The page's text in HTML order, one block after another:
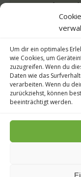
Um dir ein optimales
wie Cookies, um
zuzugreifen. Wenn du
Daten wie das
verarbeiten. Wenn du
zurückziehst, können
beeinträchtigt werden.
– Besuch aus
Bei Dauerregen
Dann würden wir
– Bereich
Sonntag,
Sonntag,
Treffpunkt:
– Bereich